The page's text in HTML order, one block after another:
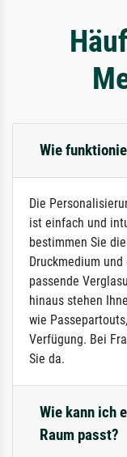
Wie
Die
ist einfach und
bestimmen Sie
Druckmedium
passende
hinaus stehen
wie
Verfügung. Bei
Sie da.
Wie kann ich
Raum passt?